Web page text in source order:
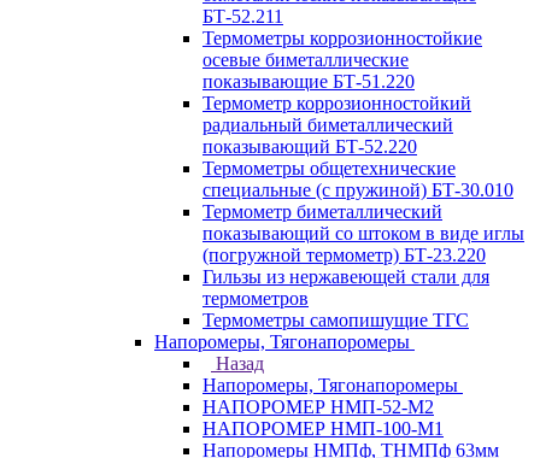
БТ-52.211
Термометры коррозионностойкие
осевые биметаллические
показывающие БТ-51.220
Термометр коррозионностойкий
радиальный биметаллический
показывающий БТ-52.220
Термометры общетехнические
специальные (с пружиной) БТ-30.010
Термометр биметаллический
показывающий со штоком в виде иглы
(погружной термометр) БТ-23.220
Гильзы из нержавеющей стали для
термометров
Термометры самопишущие ТГС
Напоромеры, Тягонапоромеры
Назад
Напоромеры, Тягонапоромеры
НАПОРОМЕР НМП-52-М2
НАПОРОМЕР НМП-100-М1
Напоромеры НМПф, ТНМПф 63мм